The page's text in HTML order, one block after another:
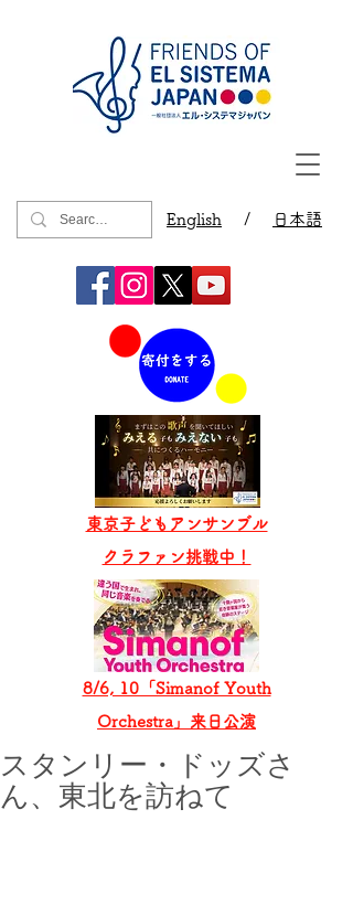
English / 日本語
8/6, 10「Simanof Youth
Orchestra」来日公演
東京子どもアンサンブル
​クラファン挑戦中！
スタンリー・ドッズさ
ん、東北を訪ねて